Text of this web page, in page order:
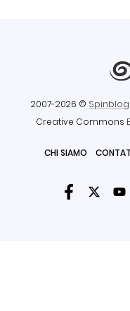
2007-2026 © Spinblog
Creative Commons
CHI SIAMO